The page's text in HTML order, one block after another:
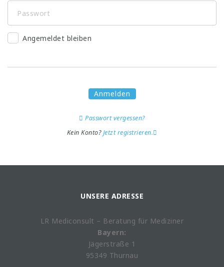
Angemeldet bleiben
Anmelden
Passwort vergessen?
Kein Konto?Jetzt registrieren.
UNSERE ADRESSE
LR Mediconsult – Beratung für Mediziner
Bayern:
Jägerstraße 1
95349 Thurnau